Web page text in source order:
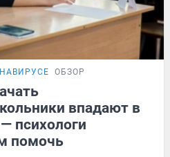
ОБЗОР
впадают в
психологи
помочь